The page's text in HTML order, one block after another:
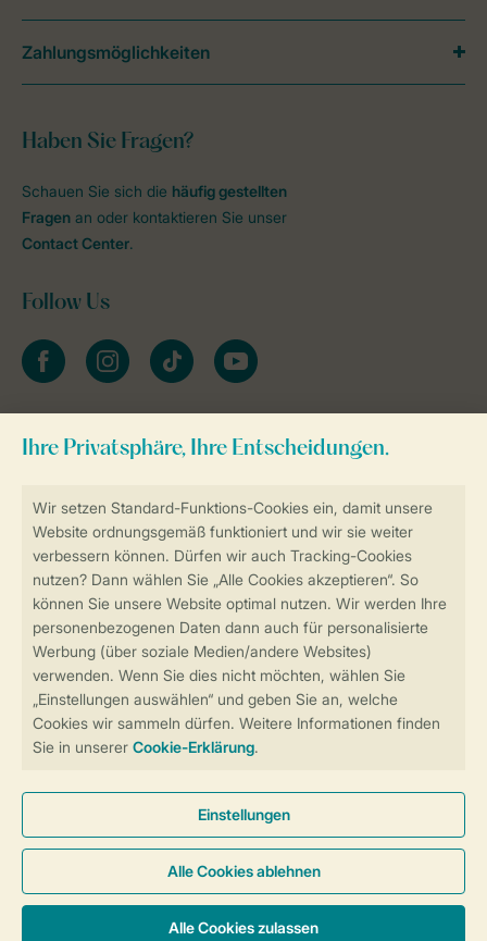
Weitere Informationen und Einstellungen
Sicher und schnell zur Online-Buchung
Sichere Datenübertragung
Sicheres Bezahlen
Haben Sie Fragen?
Schauen Sie sich die häufig gestellten
Fragen an oder kontaktieren Sie unser
Contact Center.
Follow Us
facebookinstagramtiktok youtube
Zum Newsletter anmelden
Zahlungsmöglichkeiten